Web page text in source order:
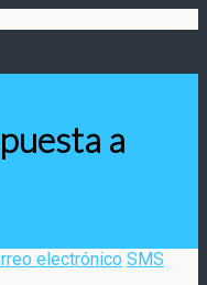
a
electrónico SMS